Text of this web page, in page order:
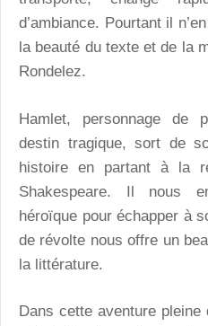
d’ambiance. Pourtant il
la beauté du texte et de la
Rondelez.
Hamlet, personnage de
destin tragique, sort de
histoire en partant à la
Shakespeare. Il nous
héroïque pour échapper à
de révolte nous offre un
la littérature.
Dans cette aventure pleine